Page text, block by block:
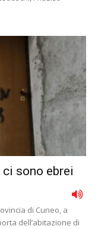
sono ebrei
di Cuneo, a
dell’abitazione di